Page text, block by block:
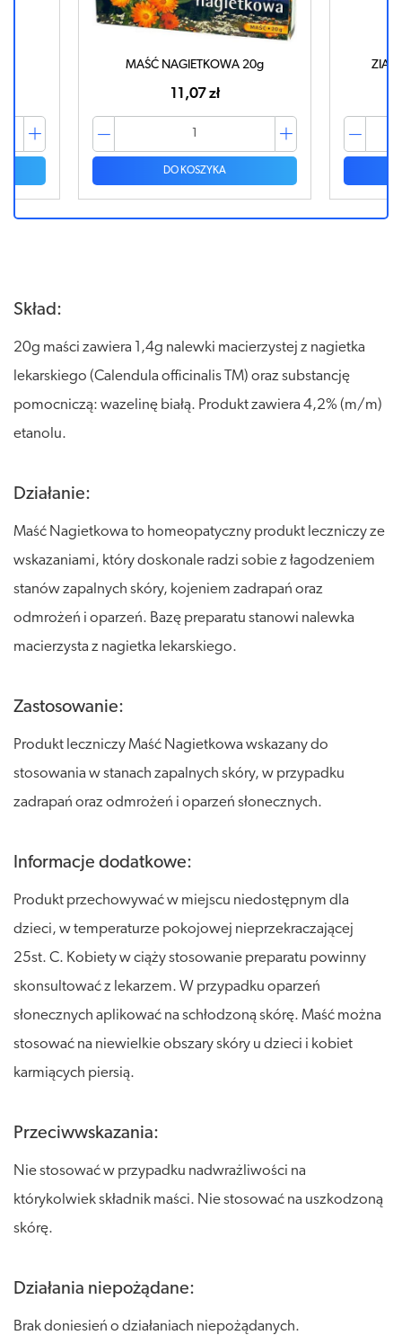
MAŚĆ NAGIETKOWA 20g
11,07 zł
DO KOSZYKA
Skład:
20g maści zawiera 1,4g nalewki macierzystej z nagietka
lekarskiego (Calendula officinalis TM) oraz substancję
pomocniczą: wazelinę białą. Produkt zawiera 4,2% (m/m)
etanolu.
Działanie:
Maść Nagietkowa to homeopatyczny produkt leczniczy ze
wskazaniami, który doskonale radzi sobie z łagodzeniem
stanów zapalnych skóry, kojeniem zadrapań oraz
odmrożeń i oparzeń. Bazę preparatu stanowi nalewka
macierzysta z nagietka lekarskiego.
Zastosowanie:
Produkt leczniczy Maść Nagietkowa wskazany do
stosowania w stanach zapalnych skóry, w przypadku
zadrapań oraz odmrożeń i oparzeń słonecznych.
Informacje dodatkowe:
Produkt przechowywać w miejscu niedostępnym dla
dzieci, w temperaturze pokojowej nieprzekraczającej
25st. C. Kobiety w ciąży stosowanie preparatu powinny
skonsultować z lekarzem. W przypadku oparzeń
słonecznych aplikować na schłodzoną skórę. Maść można
stosować na niewielkie obszary skóry u dzieci i kobiet
karmiących piersią.
Przeciwwskazania:
Nie stosować w przypadku nadwrażliwości na
którykolwiek składnik maści. Nie stosować na uszkodzoną
skórę.
Działania niepożądane:
Brak doniesień o działaniach niepożądanych.